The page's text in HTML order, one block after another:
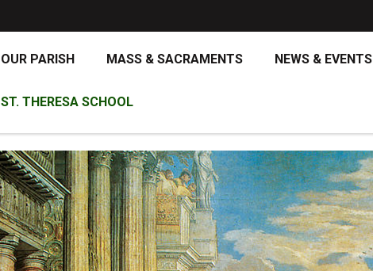
OUR PARISH MASS & SACRAMENTS NEWS & EVENTS
ST. THERESA SCHOOL